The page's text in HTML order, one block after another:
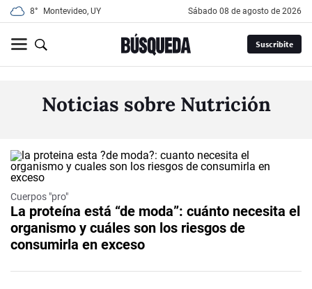
8° Montevideo, UY sábado 08 de agosto de 2026
Suscribite
Noticias sobre Nutrición
Cuerpos "pro"
La proteína está “de moda”: cuánto necesita el
organismo y cuáles son los riesgos de
consumirla en exceso